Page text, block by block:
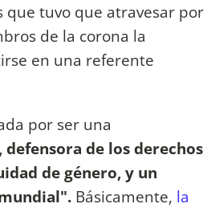
que tuvo que atravesar por
de la corona la
en una referente
por ser una
de los derechos
de género, y un
Básicamente, la